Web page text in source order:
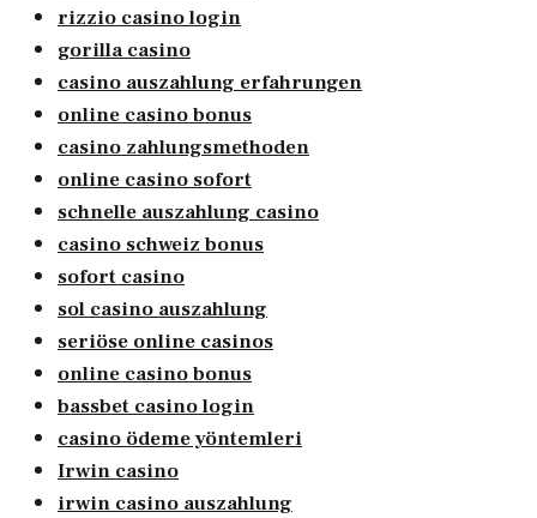
rizzio casino login
gorilla casino
casino auszahlung erfahrungen
online casino bonus
casino zahlungsmethoden
online casino sofort
schnelle auszahlung casino
casino schweiz bonus
sofort casino
sol casino auszahlung
seriöse online casinos
online casino bonus
bassbet casino login
casino ödeme yöntemleri
Irwin casino
irwin casino auszahlung